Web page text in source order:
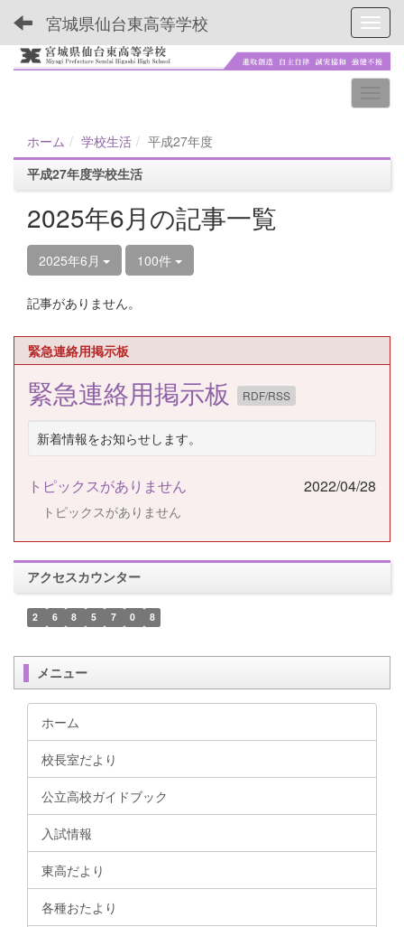
宮城県仙台東高等学校
ホーム 学校生活
平成27年度
平成27年度学校生活
2025年6月の記事一覧
2025年6月 100件
記事がありません。
緊急連絡用掲示板
緊急連絡用掲示板 RDF/RSS
新着情報をお知らせします。
トピックスがありません 2022/04/28
トピックスがありません
アクセスカウンター
2 6 8 5 7 0 8
メニュー
ホーム
校長室だより
公立高校ガイドブック
入試情報
東高だより
各種おたより